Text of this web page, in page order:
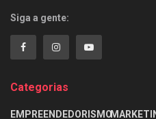
Siga a gente:
Categorias
EMPREENDEDORISMO